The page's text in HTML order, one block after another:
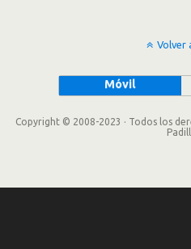
Volver
Móvil
Copyright © 2008-2023 · Todos los